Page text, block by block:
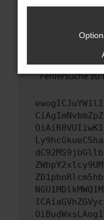
Wende dich
Wenn du alle
hast,
versuchen,
uns diesen
Fehlersuche zu